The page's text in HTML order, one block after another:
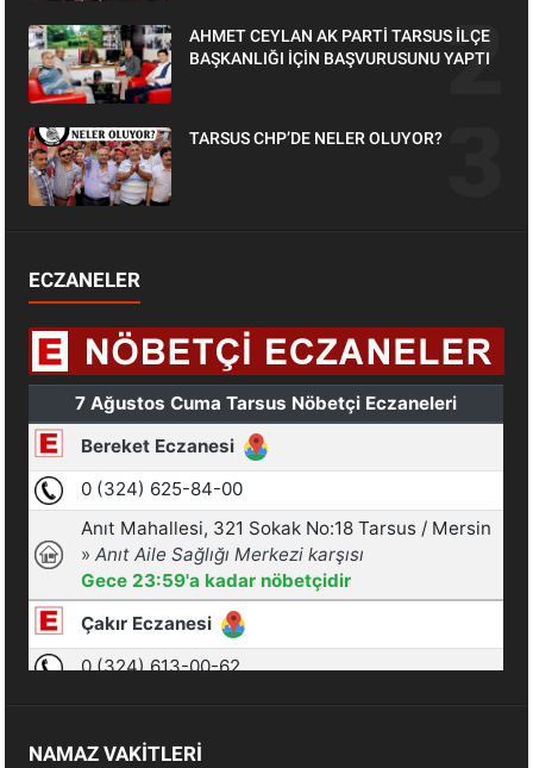
AHMET CEYLAN AK PARTİ TARSUS İLÇE
BAŞKANLIĞI İÇİN BAŞVURUSUNU YAPTI
TARSUS CHP’DE NELER OLUYOR?
ECZANELER
NAMAZ VAKİTLERİ